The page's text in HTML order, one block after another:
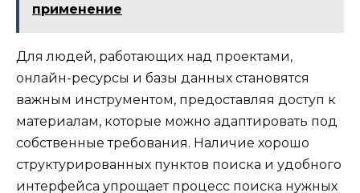
применение
Для людей, работающих над проектами,
онлайн-ресурсы и базы данных становятся
важным инструментом, предоставляя доступ к
материалам, которые можно адаптировать под
собственные требования. Наличие хорошо
структурированных пунктов поиска и удобного
интерфейса упрощает процесс поиска нужных